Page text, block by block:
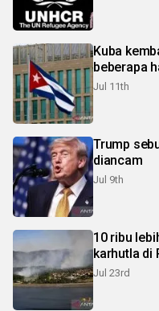
Kuba
beberapa
Jul 11th
Trump
diancam
Jul 9th
10 ribu
karhutla di
Jul 23rd